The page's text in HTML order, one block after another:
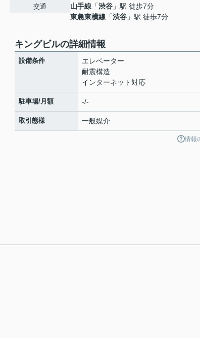
交通
山手線 「渋谷 」駅 徒歩7分
東急東横線 「渋谷 」駅 徒歩7分
キングビルの詳細情報
設備条件
エレベーター
耐震構造
インターネット対応
駐車場/月額 -/-
取引態様 一般媒介
情報